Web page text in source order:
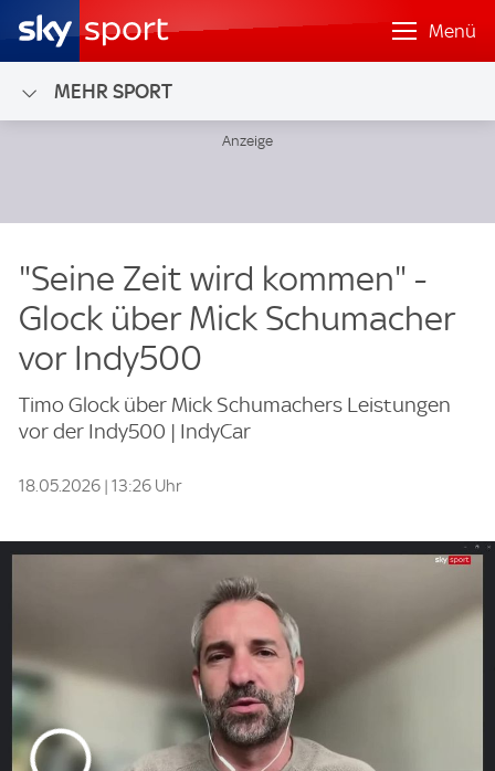
Menü
MEHR SPORT
"Seine Zeit wird kommen" -
Glock über Mick Schumacher
vor Indy500
Timo Glock über Mick Schumachers Leistungen
vor der Indy500 | IndyCar
18.05.2026 | 13:26 Uhr